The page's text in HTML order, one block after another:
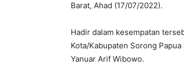
Barat, Ahad (17/07/2022).
Hadir dalam kesempatan
Kota/Kabupaten Sorong
Yanuar Arif Wibowo.